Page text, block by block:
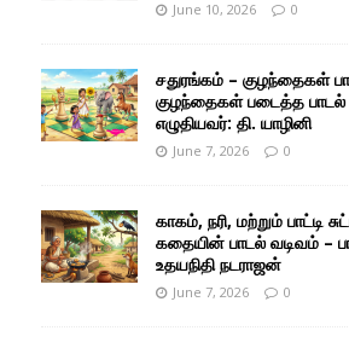
June 10, 2026 0
சதுரங்கம் – குழந்தைகள்
குழந்தைகள் படைத்த பாடல்
எழுதியவர்: தி. யாழினி
June 7, 2026 0
காகம், நரி, மற்றும் பாட்டி
கதையின் பாடல் வடிவம் –
உதயநிதி நடராஜன்
June 7, 2026 0